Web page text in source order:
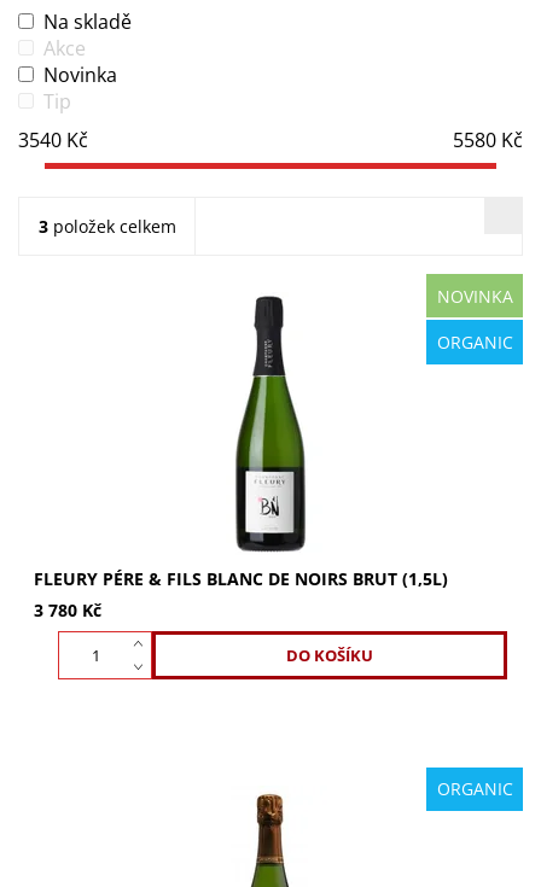
Na skladě
Akce
Novinka
Tip
3540 Kč 5580 Kč
3 položek celkem
NOVINKA
ORGANIC
Fleury Pére & Fils Blanc de Noirs Brut (1,5l) – 100% Pinot
Noir. Tóny jahod, liči a medu. Harmonické s výraznou
mineralitou. Kupte si své luxusní...
FLEURY PÉRE & FILS BLANC DE NOIRS BRUT (1,5L)
3 780 Kč
ORGANIC
Fleury Pére & Fils Millésime 2000 Extra Brut: 70 % Pinot
Noir, 30 % Chardonnay. Komplexní vůně s anýzem, zralým
ovocem, limetkovým květem. Bohatá...